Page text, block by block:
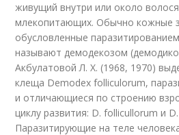
живущий внутри или около
млекопитающих. Обычно кожные
обусловленные
называют демодекозом
Акбулатовой Л. Х. (1968, 1970)
клеща Demodex folliculorum,
и отличающиеся по строению
циклу развития: D. follicullorum и
Паразитирующие на теле